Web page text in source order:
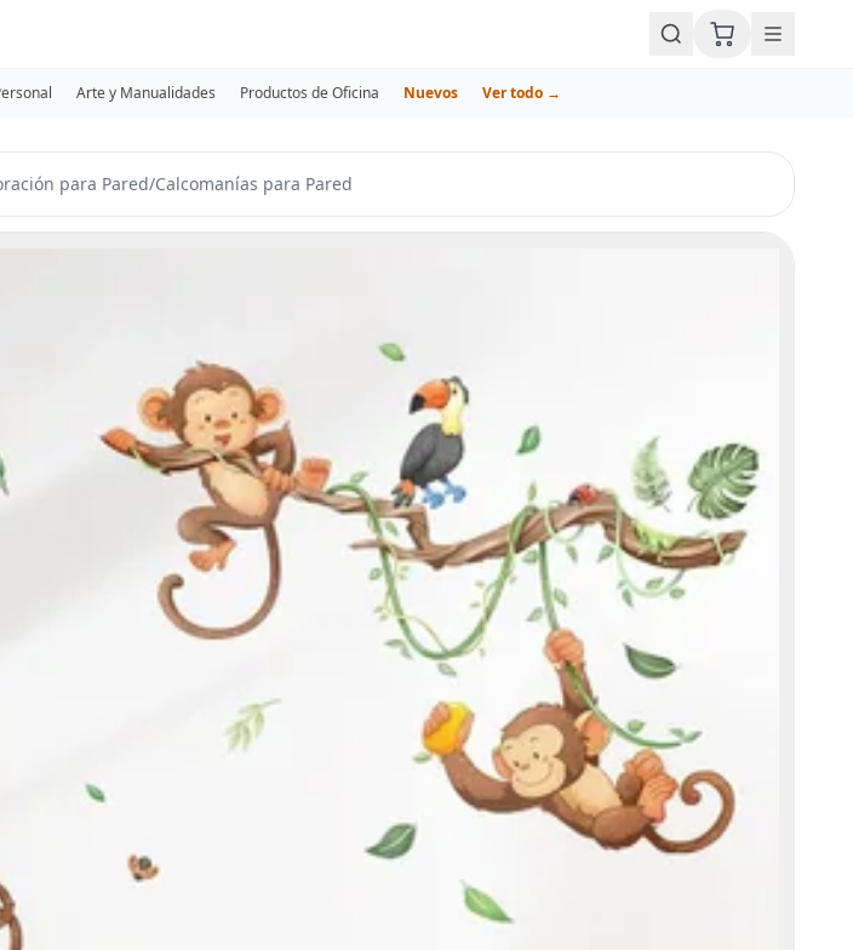
Arte y Manualidades Productos de Oficina Nuevos Ver todo →
para Pared/Calcomanías para Pared